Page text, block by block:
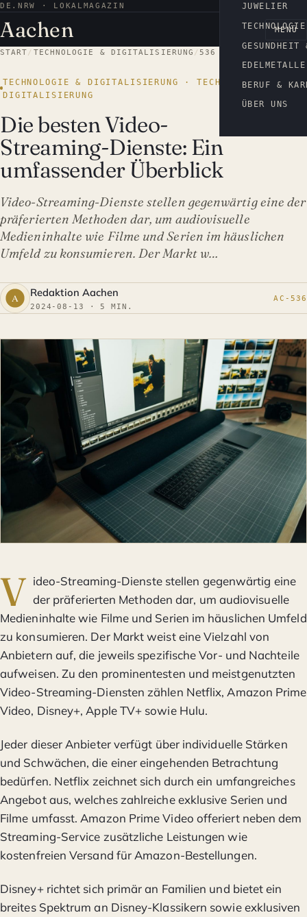
DE.NRW · LOKALMAGAZIN AACHEN
Aachen MENÜ
JUWELIER
EDELMETALLE
BERUF &
ÜBER UNS
START/ TECHNOLOGIE & DIGITALISIERUNG /536
TECHNOLOGIE & DIGITALISIERUNG · TECHNOLOGIE &
DIGITALISIERUNG
Die besten Video-
Streaming-Dienste: Ein
umfassender Überblick
Video-Streaming-Dienste stellen gegenwärtig eine der
präferierten Methoden dar, um audiovisuelle
Medieninhalte wie Filme und Serien im häuslichen
Umfeld zu konsumieren. Der Markt w…
Redaktion Aachen
2024-08-13 · 5 MIN.
AC-536
V ideo-Streaming-Dienste stellen gegenwärtig eine
der präferierten Methoden dar, um audiovisuelle
Medieninhalte wie Filme und Serien im häuslichen Umfeld
zu konsumieren. Der Markt weist eine Vielzahl von
Anbietern auf, die jeweils spezifische Vor- und Nachteile
aufweisen. Zu den prominentesten und meistgenutzten
Video-Streaming-Diensten zählen Netflix, Amazon Prime
Video, Disney+, Apple TV+ sowie Hulu.
Jeder dieser Anbieter verfügt über individuelle Stärken
und Schwächen, die einer eingehenden Betrachtung
bedürfen. Netflix zeichnet sich durch ein umfangreiches
Angebot aus, welches zahlreiche exklusive Serien und
Filme umfasst. Amazon Prime Video offeriert neben dem
Streaming-Service zusätzliche Leistungen wie
kostenfreien Versand für Amazon-Bestellungen.
Disney+ richtet sich primär an Familien und bietet ein
breites Spektrum an Disney-Klassikern sowie exklusiven